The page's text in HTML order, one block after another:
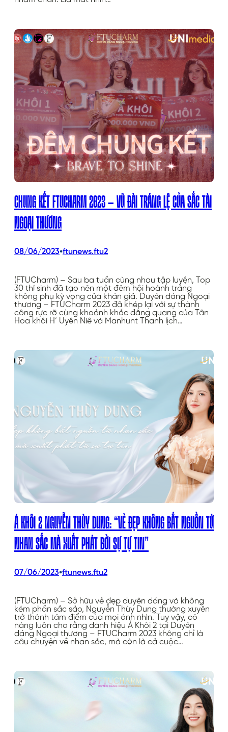
CHUNG KẾT FTUCHARM 2023 – VŨ ĐÀI TRÁNG LỆ CỦA SẮC TÀI
NGOẠI THƯƠNG
08/06/2023•ftunews.ftu2
(FTUCharm) – Sau ba tuần cùng nhau tập luyện, Top
30 thí sinh đã tạo nên một đêm hội hoành tráng
không phụ kỳ vọng của khán giả. Duyên dáng Ngoại
thương – FTUCharm 2023 đã khép lại với sự thành
công rực rỡ cùng khoảnh khắc đăng quang của Tân
Hoa khôi H’ Uyên Niê và Manhunt Thanh lịch…
Á KHÔI 2 NGUYỄN THÙY DUNG: “VẺ ĐẸP KHÔNG BẮT NGUỒN TỪ
NHAN SẮC MÀ XUẤT PHÁT BỞI SỰ TỰ TIN”
07/06/2023•ftunews.ftu2
(FTUCharm) – Sở hữu vẻ đẹp duyên dáng và không
kém phần sắc sảo, Nguyễn Thùy Dung thường xuyên
trở thành tâm điểm của mọi ánh nhìn. Tuy vậy, cô
nàng luôn cho rằng danh hiệu Á Khôi 2 tại Duyên
dáng Ngoại thương – FTUCharm 2023 không chỉ là
câu chuyện về nhan sắc, mà còn là cả cuộc…